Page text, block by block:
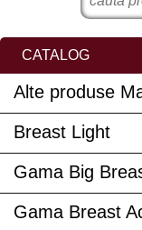
CATALOG
Alte produse
Breast Light
Gama Big
Gama Breast